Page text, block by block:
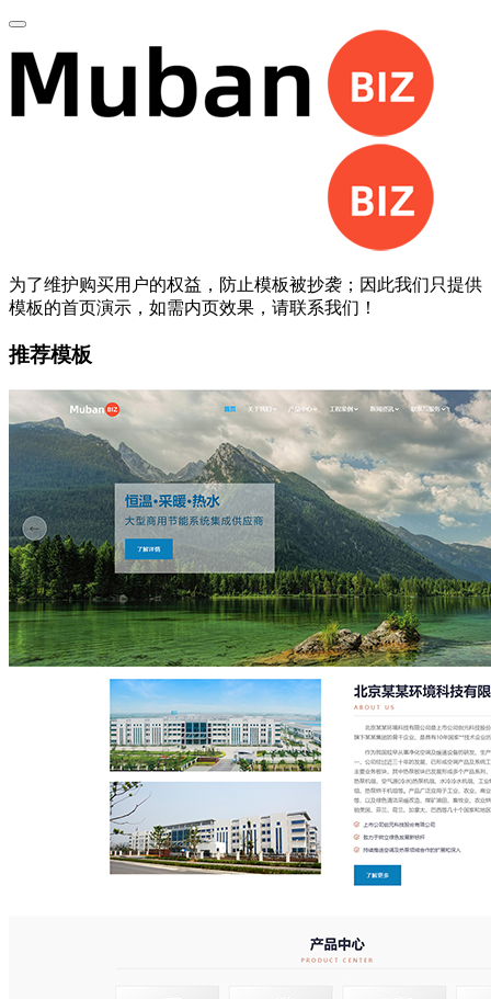
为了维护购买用户的权益，防止模板被抄袭；因此我们只提供
模板的首页演示，如需内页效果，请联系我们！
推荐模板